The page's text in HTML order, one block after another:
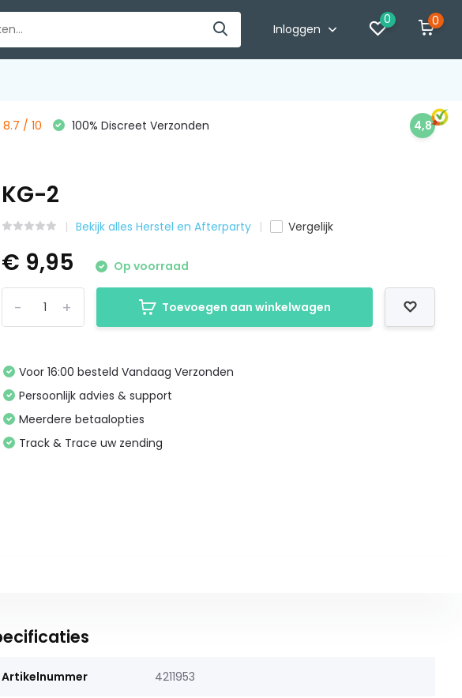
Inloggen
0 0
8.7 / 10 100% Discreet Verzonden 4,8
KG-2
Bekijk alles Herstel en Afterparty Vergelijk
€ 9,95 Op voorraad
+
- Toevoegen aan winkelwagen
Voor 16:00 besteld Vandaag Verzonden
Persoonlijk advies & support
Meerdere betaalopties
Track & Trace uw zending
Artikelnummer 4211953